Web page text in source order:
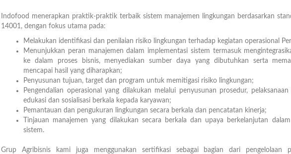
Indofood menerapkan praktik-praktik terbaik sistem manajemen lingkungan berdasarkan
14001, dengan fokus utama pada:
Melakukan identifikasi dan penilaian risiko lingkungan terhadap kegiatan operasional
Menunjukkan peran manajemen dalam implementasi sistem termasuk
ke dalam proses bisnis, menyediakan sumber daya yang dibutuhkan serta
mencapai hasil yang diharapkan;
Penyusunan tujuan, target dan program untuk memitigasi risiko lingkungan;
Pengendalian operasional yang dilakukan melalui penyusunan prosedur,
edukasi dan sosialisasi berkala kepada karyawan;
Pemantauan dan pengukuran lingkungan secara berkala dan pencatatan kinerja;
Tinjauan manajemen yang dilakukan secara berkala dan upaya berkelanjutan
sistem.
Grup Agribisnis kami juga menggunakan sertifikasi sebagai bagian dari pengelolaan